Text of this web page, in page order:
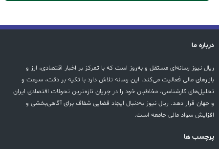
درباره ما
ریال نیوز رسانه‌ای مستقل و به‌روز است که با تمرکز بر اخبار اقتصادی، ارز و
بازارهای مالی فعالیت می‌کند. این رسانه تلاش دارد با تکیه بر دقت، سرعت و
تحلیل‌های کارشناسی، مخاطبان خود را در جریان تازه‌ترین تحولات اقتصادی ایران
و جهان قرار دهد. ریال نیوز به‌دنبال ایجاد فضایی شفاف برای آگاهی‌بخشی و
افزایش سواد مالی جامعه است.
پرچسب ها